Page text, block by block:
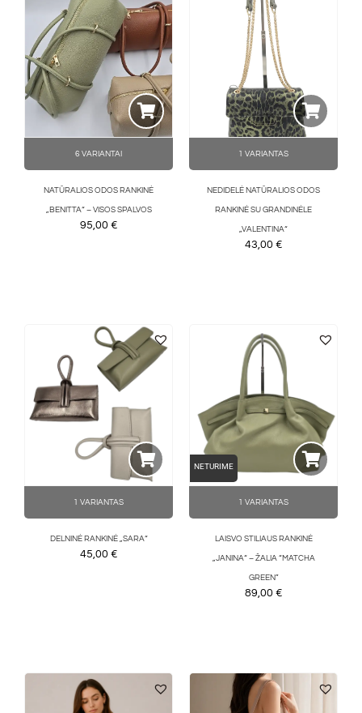
6 VARIANTAI
NATŪRALIOS ODOS RANKINĖ
„BENITTA“ – VISOS SPALVOS
95,00 €
1 VARIANTAS
NEDIDELĖ NATŪRALIOS ODOS
RANKINĖ SU GRANDINĖLE
„VALENTINA“
43,00 €
1 VARIANTAS
DELNINĖ RANKINĖ „SARA“
45,00 €
NETURIME
1 VARIANTAS
LAISVO STILIAUS RANKINĖ
„JANINA“ – ŽALIA “MATCHA
GREEN”
89,00 €